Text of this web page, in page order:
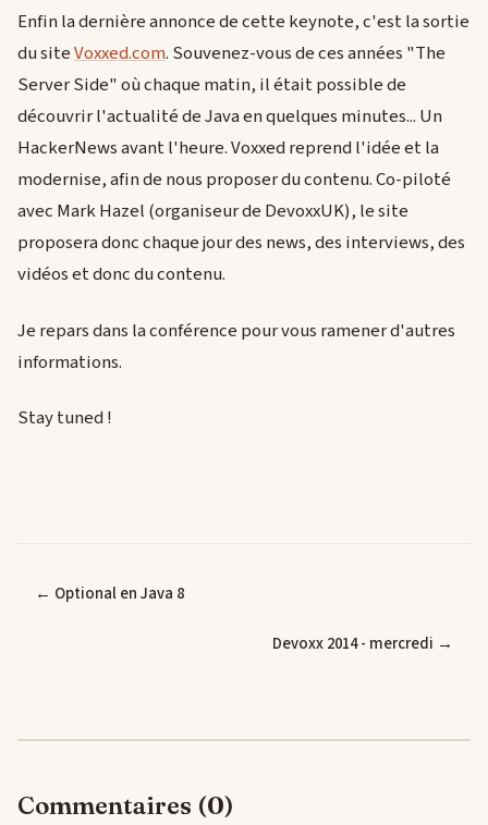
Enfin la dernière annonce de cette keynote, c'est la sortie
du siteVoxxed.com. Souvenez-vous de ces années "The
Server Side" où chaque matin, il était possible de
découvrir l'actualité de Java en quelques minutes... Un
HackerNews avant l'heure. Voxxed reprend l'idée et la
modernise, afin de nous proposer du contenu. Co-piloté
avec Mark Hazel (organiseur de DevoxxUK), le site
proposera donc chaque jour des news, des interviews, des
vidéos et donc du contenu.
Je repars dans la conférence pour vous ramener d'autres
informations.
Stay tuned !
← Optional en Java 8
Devoxx 2014 - mercredi →
Commentaires (0)